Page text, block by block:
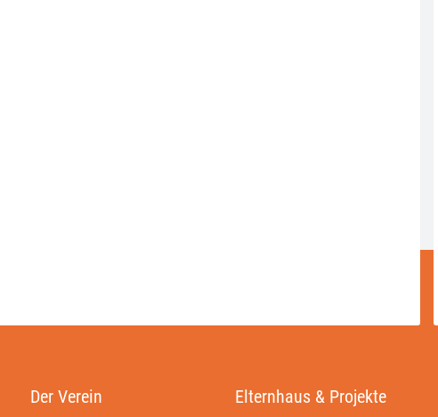
Der Verein Elternhaus & Projekte